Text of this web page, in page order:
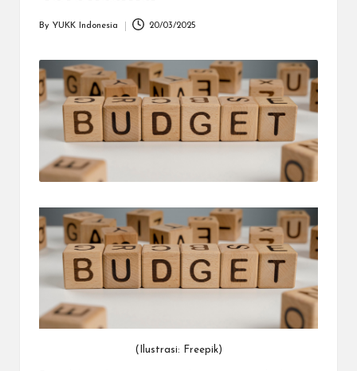
menerima
metode
pembayaran
mengirim
berbagai
tujuan
lebih
cepat,
lebih
mudah,
By YUKK Indonesia 20/03/2025
(Ilustrasi: Freepik)